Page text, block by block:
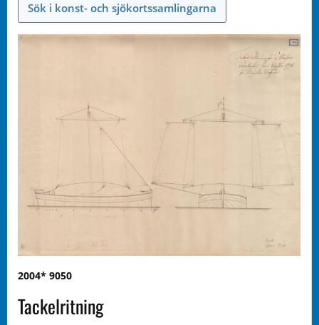
Sök i konst- och sjökortssamlingarna
2004* 9050
Tackelritning